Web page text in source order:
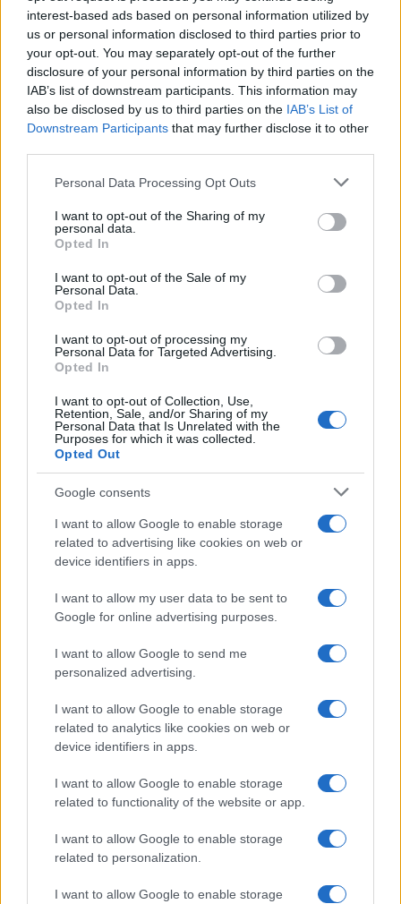
interest-based ads based on personal information utilized by
us or personal information disclosed to third parties prior to
your opt-out. You may separately opt-out of the further
disclosure of your personal information by third parties on the
IAB’s list of downstream participants. This information may
also be disclosed by us to third parties on the IAB’s List of
Downstream Participants that may further disclose it to other
Please note that this website/app uses one or more Google
not limited to your visit or usage behaviour. You may click to
grant or deny consent to Google and its third-party tags to
use your data for below specified purposes in below Google
consent section.
Personal Data Processing Opt Outs
I want to opt-out of the Sharing of my
personal data.
Opted In
I want to opt-out of the Sale of my
Personal Data.
Opted In
I want to opt-out of processing my
Personal Data for Targeted Advertising.
Opted In
I want to opt-out of Collection, Use,
Retention, Sale, and/or Sharing of my
Personal Data that Is Unrelated with the
Purposes for which it was collected.
Opted Out
Google consents
I want to allow Google to enable storage
related to advertising like cookies on web or
device identifiers in apps.
I want to allow my user data to be sent to
Google for online advertising purposes.
I want to allow Google to send me
personalized advertising.
I want to allow Google to enable storage
related to analytics like cookies on web or
device identifiers in apps.
I want to allow Google to enable storage
related to functionality of the website or app.
I want to allow Google to enable storage
related to personalization.
I want to allow Google to enable storage
Inviaci le tue segnalazioni,
i tuoi video e le tue foto
Su WhatsApp al numero +39
345 356 7512
Entra nel canale telegram di
GalluraOggi.it
daGoogle News
Condividi l'articolo
F
a
ce
b
o
k
T
w
it
te
Pi
n
te
re
W
at
s
p
p
S
a
re
Articolo precedente
Prossimo articolo
NOTIZIE RECENTI
Sangue, musica e solidarietà con Avis Olbia al
Delta Center
Meteo Olbia 9 agosto, temperature in calo
Salmo finisce in ospedale a Catania, ma il tour
va avanti: “Sicilia, ci sono”